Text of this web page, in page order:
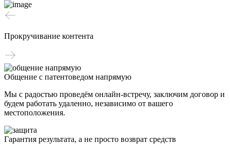
Прокручивание контента
Общение с патентоведом напрямую
Мы с радостью проведём онлайн-встречу, заключим договор и
будем работать удаленно, независимо от вашего
местоположения.
Гарантия результата, а не просто возврат средств